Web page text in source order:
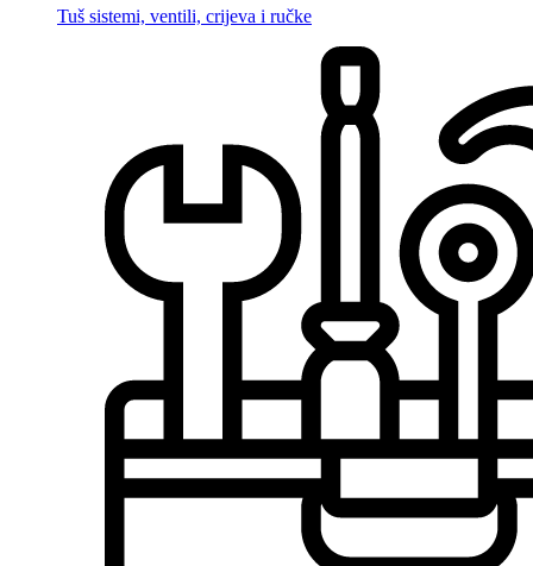
Tuš sistemi, ventili, crijeva i ručke